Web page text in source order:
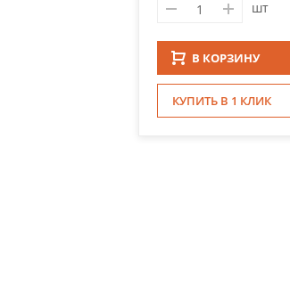
шт
В КОРЗИНУ
КУПИТЬ В 1 КЛИК